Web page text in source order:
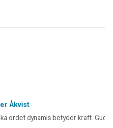
Åkvist
ordet dynamis betyder kraft. Guds